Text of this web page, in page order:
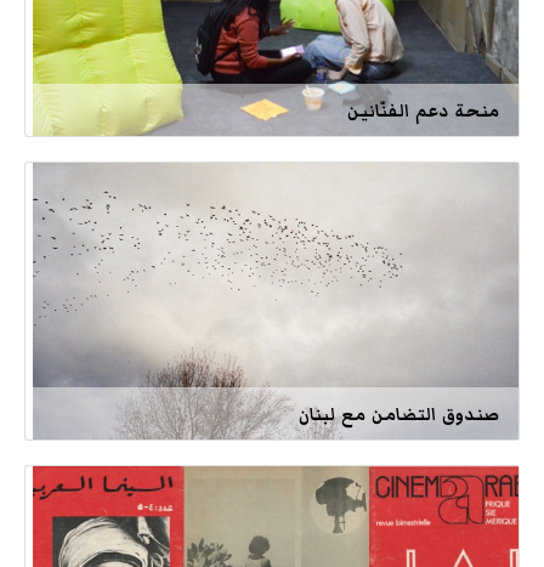
منحة دعم الفنّانين
صندوق التضامن مع لبنان